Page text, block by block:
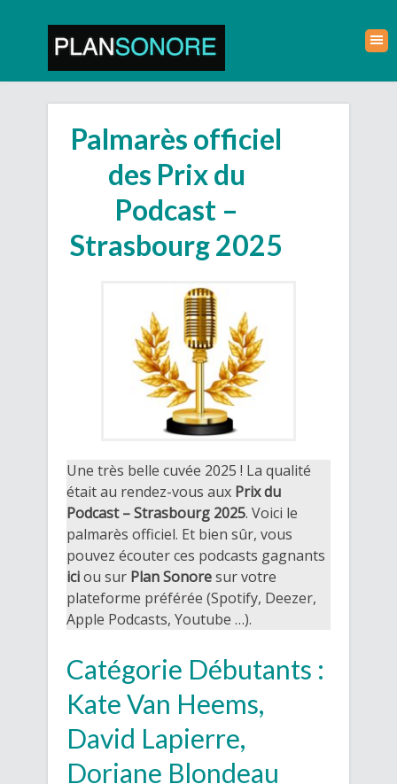
Palmarès officiel
des Prix du
Podcast –
Strasbourg 2025
Une très belle cuvée 2025 ! La qualité
était au rendez-vous aux Prix du
Podcast – Strasbourg 2025. Voici le
palmarès officiel. Et bien sûr, vous
pouvez écouter ces podcasts gagnants
iciou sur Plan Sonoresur votre
plateforme préférée (Spotify, Deezer,
Apple Podcasts, Youtube …).
Catégorie Débutants :
Kate Van Heems,
David Lapierre,
Doriane Blondeau